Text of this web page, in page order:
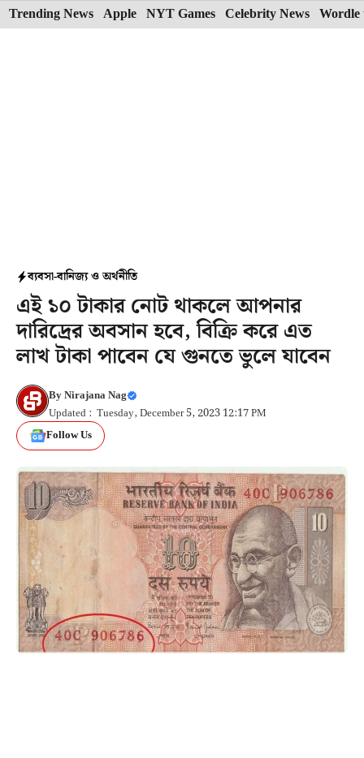
Skip
to
Trending News Apple NYT Games Celebrity News Wordle
ব্যবসা-বানিজ্য ও অর্থনীতি
এই ১০ টাকার নোট থাকলে আপনার
দারিদ্রের অবসান হবে, বিক্রি করে এত
লাখ টাকা পাবেন যে গুনতে ভুলে যাবেন
ByNirajana Nag
Updated : Tuesday, December 5, 2023 12:17 PM
Follow Us